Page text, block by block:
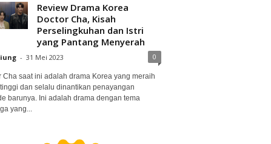
Review Drama Korea
Doctor Cha, Kisah
Perselingkuhan dan Istri
yang Pantang Menyerah
- 31 Mei 2023 0
Cha saat ini adalah drama Korea yang meraih
dan selalu dinantikan penayangan
barunya. Ini adalah drama dengan tema
yang...